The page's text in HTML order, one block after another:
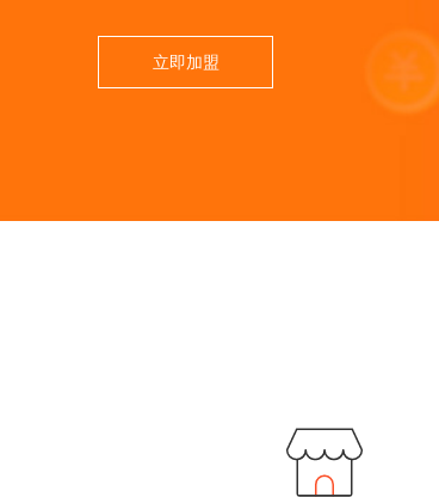
立即加盟